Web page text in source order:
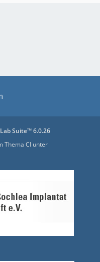
Suite™ 6.0.26
Thema CI unter